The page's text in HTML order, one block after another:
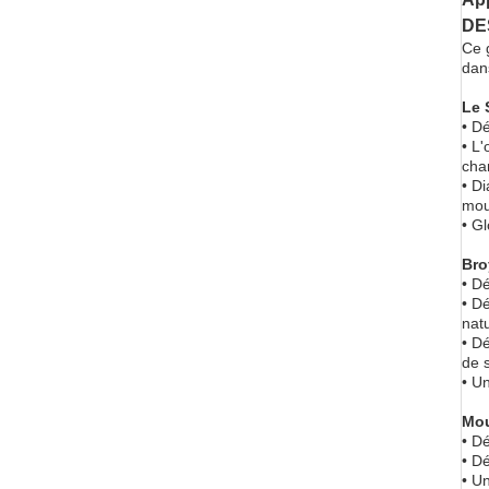
Ce
Le
•
•
•
•
•
•
•
de
•
•
•
•